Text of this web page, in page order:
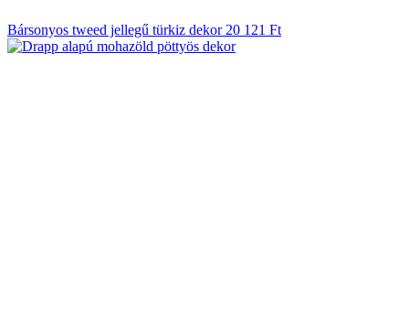
Bársonyos tweed jellegű türkiz dekor 20 121 Ft